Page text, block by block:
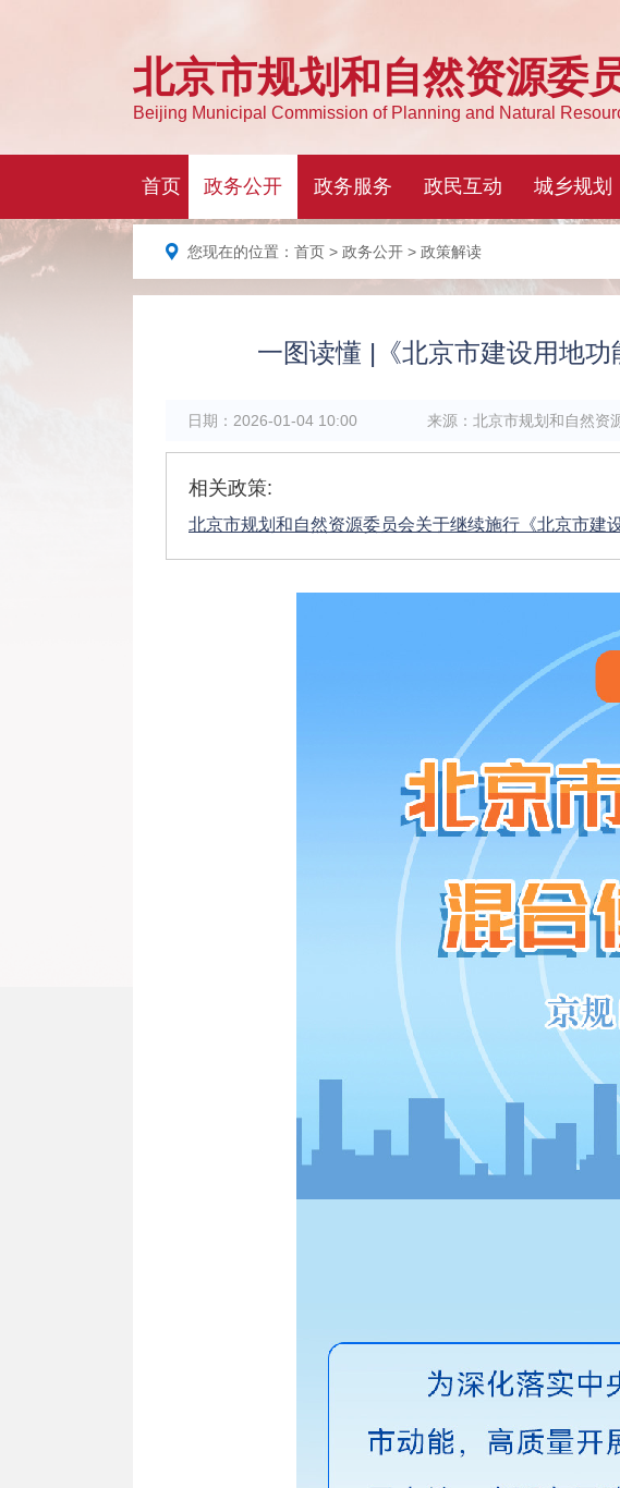
您现在的位置： 首页 > 政务公开 > 政策解读
一图读懂 |《北京市建设用地功
日期： 2026-01-04 10:00 来源： 北京市规划和自然资
相关政策:
北京市规划和自然资源委员会关于继续施行《北京市建